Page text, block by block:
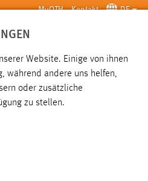
MyOTH Kontakt DE
SUCHE
Website. Einige von ihnen
während andere uns helfen,
oder zusätzliche
zu stellen.